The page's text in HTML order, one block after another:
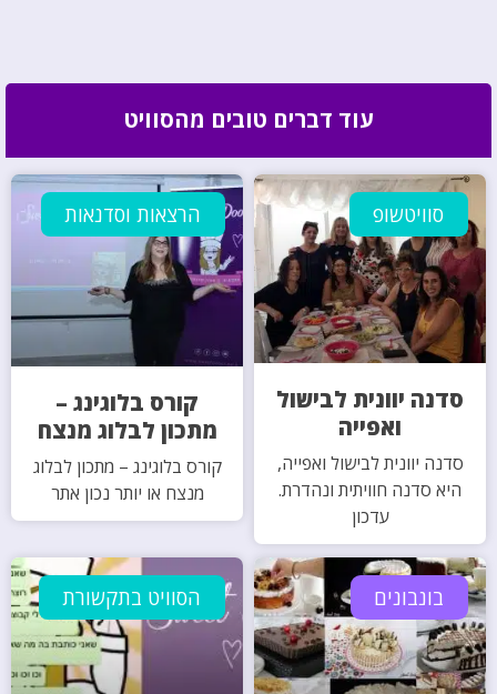
עוד דברים טובים מהסוויט
סוויטשופ
סדנה יוונית לבישול
ואפייה
סדנה יוונית לבישול ואפייה,
היא סדנה חוויתית ונהדרת.
עדכון
הרצאות וסדנאות
קורס בלוגינג –
מתכון לבלוג מנצח
קורס בלוגינג – מתכון לבלוג
מנצח או יותר נכון אתר
בונבונים הסוויט בתקשורת